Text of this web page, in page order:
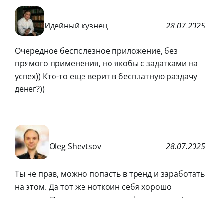
Идейный кузнец 28.07.2025
Очередное бесполезное приложение, без
прямого применения, но якобы с задатками на
успех)) Кто-то еще верит в бесплатную раздачу
денег?))
Oleg Shevtsov 28.07.2025
Ты не прав, можно попасть в тренд и заработать
на этом. Да тот же ноткоин себя хорошо